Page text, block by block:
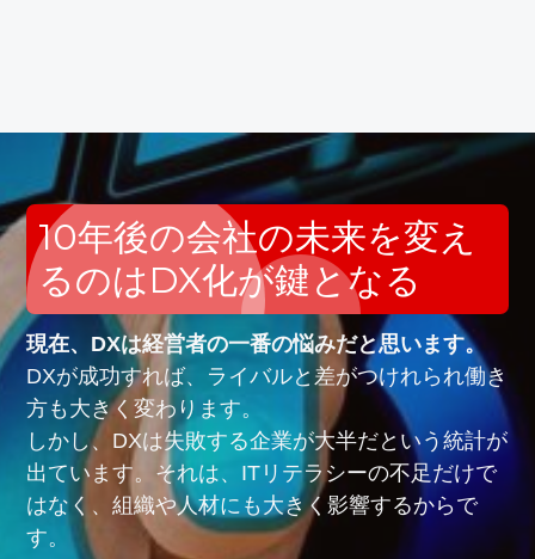
10年後の会社の未来を変え
るのはDX化が鍵となる
現在、DXは経営者の一番の悩みだと思います。
DXが成功すれば、ライバルと差がつけれられ働き
方も大きく変わります。
しかし、DXは失敗する企業が大半だという統計が
出ています。それは、ITリテラシーの不足だけで
はなく、組織や人材にも大きく影響するからで
す。